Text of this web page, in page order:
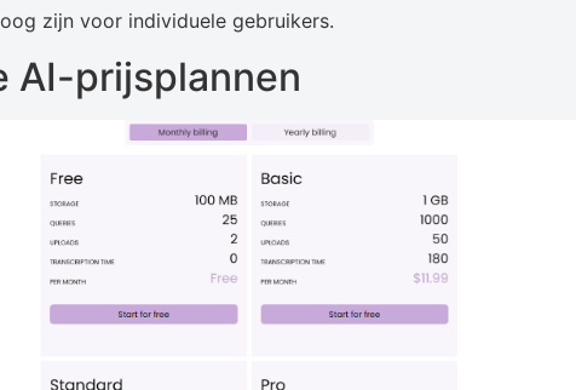
zijn voor individuele gebruikers.
AI-prijsplannen